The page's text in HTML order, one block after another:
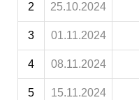
2 25.10.2024
3 01.11.2024
4 08.11.2024
5 15.11.2024